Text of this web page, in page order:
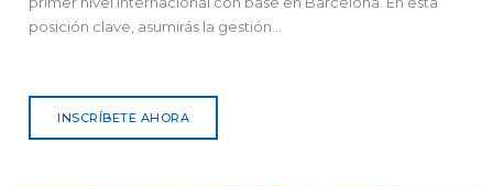
posición clave, asumirás la gestión...
INSCRÍBETE AHORA